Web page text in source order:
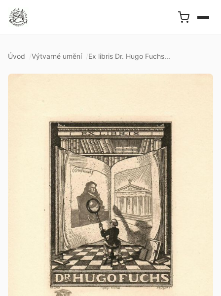
Úvod Výtvarné umění Ex libris Dr. Hugo Fuchs...